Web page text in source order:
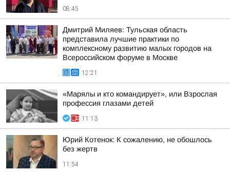
08:45
Дмитрий Миляев: Тульская область
представила лучшие практики по
комплексному развитию малых городов на
Всероссийском форуме в Москве
12:21
«Марялы и кто командирует», или Взрослая
профессия глазами детей
11:13
Юрий Котенок: К сожалению, не обошлось
без жертв
11:54